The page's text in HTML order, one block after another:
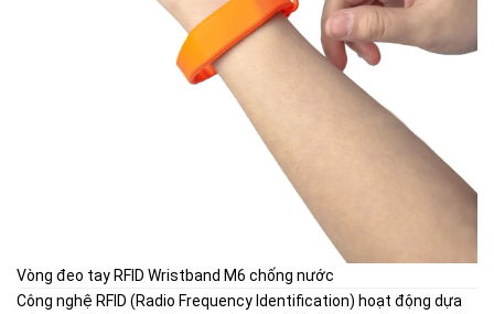
Vòng đeo tay RFID Wristband M6 chống nước
Công nghệ RFID (Radio Frequency Identification) hoạt động dựa